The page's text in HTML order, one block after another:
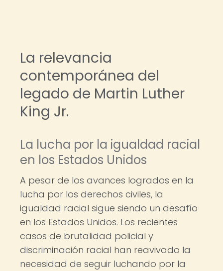
La relevancia
contemporánea del
legado de Martin Luther
King Jr.
La lucha por la igualdad racial
en los Estados Unidos
A pesar de los avances logrados en la
lucha por los derechos civiles, la
igualdad racial sigue siendo un desafío
en los Estados Unidos. Los recientes
casos de brutalidad policial y
discriminación racial han reavivado la
necesidad de seguir luchando por la